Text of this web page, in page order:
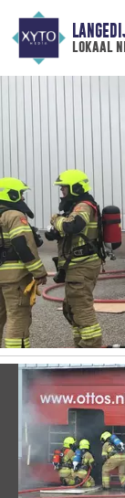
lokaal
Vorige